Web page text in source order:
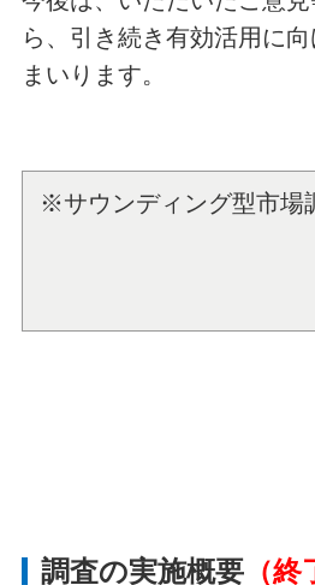
ら、引き続き有効活用に
まいります。
※サウンディング型市場
調査の実施概要 （終